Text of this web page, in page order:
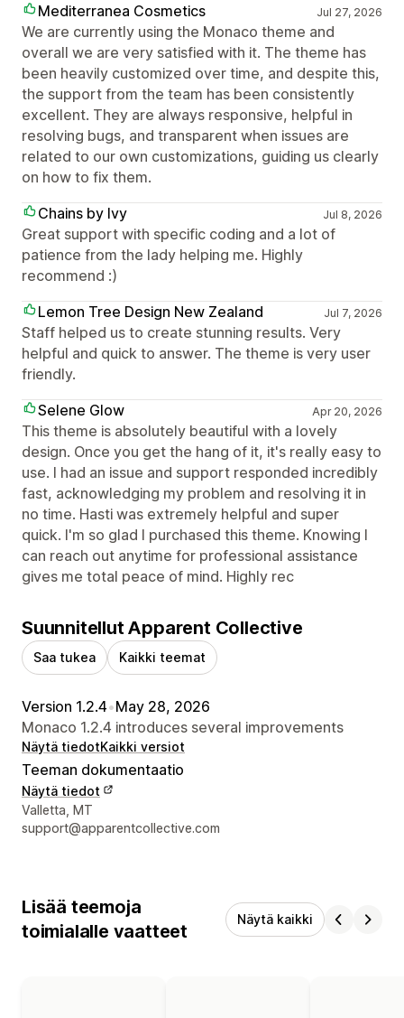
Mediterranea Cosmetics Jul 27, 2026
We are currently using the Monaco theme and
overall we are very satisfied with it. The theme has
been heavily customized over time, and despite this,
the support from the team has been consistently
excellent. They are always responsive, helpful in
resolving bugs, and transparent when issues are
related to our own customizations, guiding us clearly
on how to fix them.
Chains by Ivy
Jul 8, 2026
Great support with specific coding and a lot of
patience from the lady helping me. Highly
recommend :)
Lemon Tree Design New Zealand
Jul 7, 2026
Staff helped us to create stunning results. Very
helpful and quick to answer. The theme is very user
friendly.
Selene Glow
Apr 20, 2026
This theme is absolutely beautiful with a lovely
design. Once you get the hang of it, it's really easy to
use. I had an issue and support responded incredibly
fast, acknowledging my problem and resolving it in
no time. Hasti was extremely helpful and super
quick. I'm so glad I purchased this theme. Knowing I
can reach out anytime for professional assistance
gives me total peace of mind. Highly rec
Suunnitellut Apparent Collective
Saa tukea Kaikki teemat
Version 1.2.4•May 28, 2026
Monaco 1.2.4 introduces several improvements
Näytä tiedotKaikki versiot
Teeman dokumentaatio
Näytä tiedot
Suunnittelijan yhteystiedot
Valletta, MT
support@apparentcollective.com
Lisää teemoja
toimialalle vaatteet
Näytä kaikki